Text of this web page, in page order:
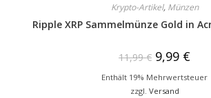
Krypto-Artikel, Münzen
Ripple XRP Sammelmünze Gold in
11,99€ 9,99 €
Enthält 19% Mehrwertsteuer
zzgl. Versand